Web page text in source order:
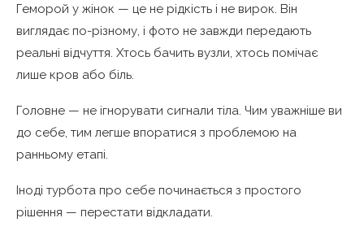
Геморой у жінок — це не рідкість і не вирок. Він
виглядає по-різному, і фото не завжди передають
реальні відчуття. Хтось бачить вузли, хтось помічає
лише кров або біль.
Головне — не ігнорувати сигнали тіла. Чим уважніше ви
до себе, тим легше впоратися з проблемою на
ранньому етапі.
Іноді турбота про себе починається з простого
рішення — перестати відкладати.